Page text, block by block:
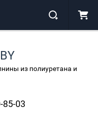
из полиуретана и
85-03